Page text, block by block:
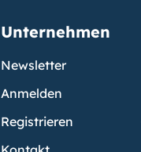
Unternehmen
Newsletter
Anmelden
Registrieren